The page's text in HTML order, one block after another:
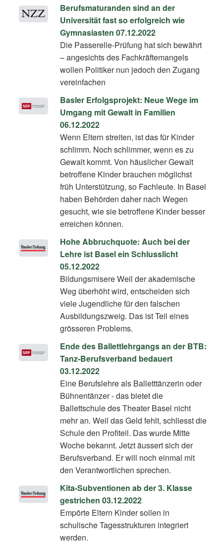
Berufsmaturanden sind an der
Universität fast so erfolgreich wie
Gymnasiasten 07.12.2022
Die Passerelle-Prüfung hat sich bewährt
– angesichts des Fachkräftemangels
wollen Politiker nun jedoch den Zugang
vereinfachen
Basler Erfolgsprojekt: Neue Wege im
Umgang mit Gewalt in Familien
06.12.2022
Wenn Eltern streiten, ist das für Kinder
schlimm. Noch schlimmer, wenn es zu
Gewalt kommt. Von häuslicher Gewalt
betroffene Kinder brauchen möglichst
früh Unterstützung, so Fachleute. In Basel
haben Behörden daher nach Wegen
gesucht, wie sie betroffene Kinder besser
erreichen können.
Hohe Abbruchquote: Auch bei der
Lehre ist Basel ein Schlusslicht
05.12.2022
Bildungsmisere Weil der akademische
Weg überhöht wird, entscheiden sich
viele Jugendliche für den falschen
Ausbildungszweig. Das ist Teil eines
grösseren Problems.
Ende des Ballettlehrgangs an der BTB:
Tanz-Berufsverband bedauert
03.12.2022
Eine Berufslehre als Balletttänzerin oder
Bühnentänzer - das bietet die
Ballettschule des Theater Basel nicht
mehr an. Weil das Geld fehlt, schliesst die
Schule den Profiteil. Das wurde Mitte
Woche bekannt. Jetzt äussert sich der
Berufsverband. Er will noch einmal mit
den Verantwortlichen sprechen.
Kita-Subventionen ab der 3. Klasse
gestrichen 03.12.2022
Empörte Eltern Kinder sollen in
schulische Tagesstrukturen integriert
werden.